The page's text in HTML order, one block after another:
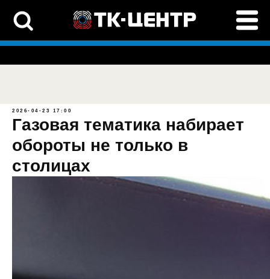
2026-04-23 17:00
Газовая тематика набирает
обороты не только в
столицах